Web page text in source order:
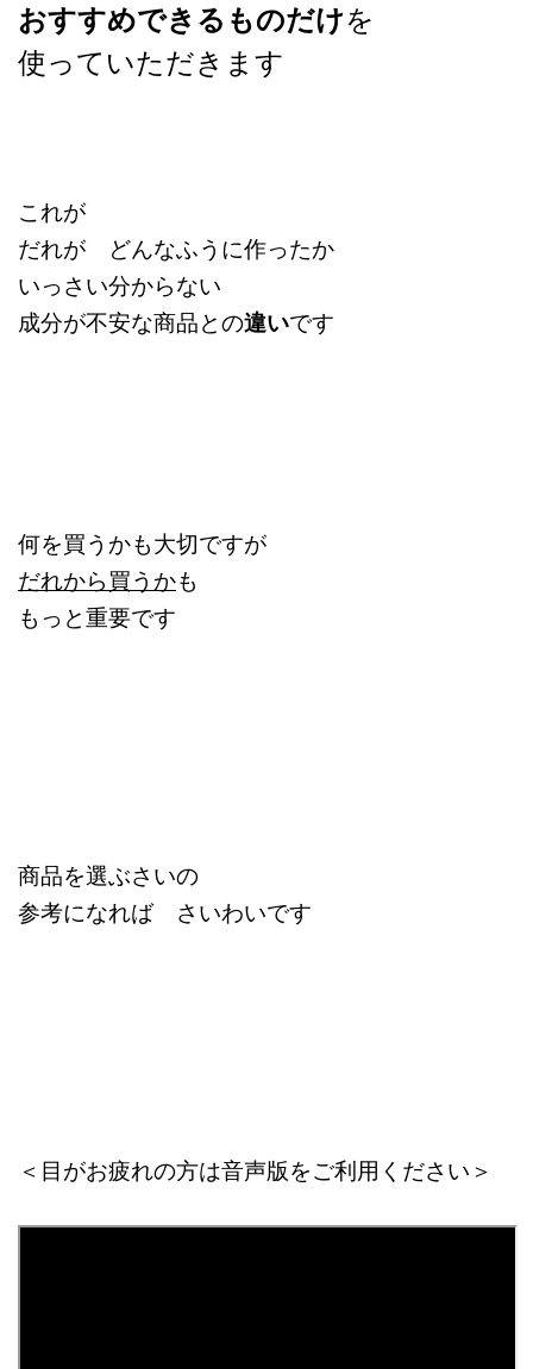
おすすめできる ものだけを
使っていただきます
これが
だれが どんなふうに作ったか
いっさい分からない
成分が不安な商品との違いです
何を買うかも大切ですが
だれから買うかも
もっと重要です
商品を選ぶさいの
参考になれば さいわいです
＜目がお疲れの方は音声版をご利用ください＞